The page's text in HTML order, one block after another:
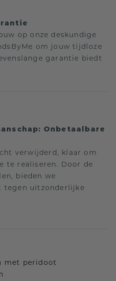
op onze deskundige
om jouw tijdloze
garantie biedt
Onbetaalbare
verwijderd, klaar om
te realiseren. Door de
bieden we
tegen uitzonderlijke
met peridoot